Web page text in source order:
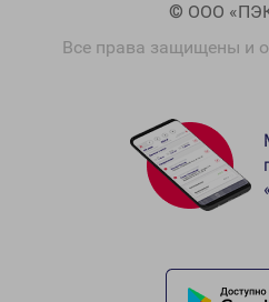
© ООО
Все права защищены и